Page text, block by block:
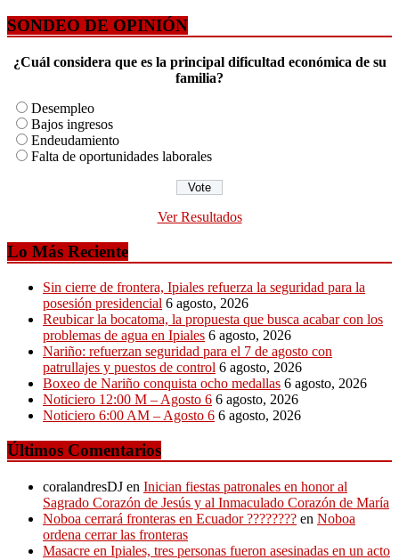
SONDEO DE OPINIÓN
¿Cuál considera que es la principal dificultad económica de su
familia?
Desempleo
Bajos ingresos
Endeudamiento
Falta de oportunidades laborales
Ver Resultados
Lo Más Reciente
Sin cierre de frontera, Ipiales refuerza la seguridad para la
posesión presidencial 6 agosto, 2026
Reubicar la bocatoma, la propuesta que busca acabar con los
problemas de agua en Ipiales 6 agosto, 2026
Nariño: refuerzan seguridad para el 7 de agosto con
patrullajes y puestos de control 6 agosto, 2026
Boxeo de Nariño conquista ocho medallas 6 agosto, 2026
Noticiero 12:00 M – Agosto 6 6 agosto, 2026
Noticiero 6:00 AM – Agosto 6 6 agosto, 2026
Últimos Comentarios
coralandresDJ en Inician fiestas patronales en honor al
Sagrado Corazón de Jesús y al Inmaculado Corazón de María
Noboa cerrará fronteras en Ecuador ???????? en Noboa
ordena cerrar las fronteras
Masacre en Ipiales, tres personas fueron asesinadas en un acto